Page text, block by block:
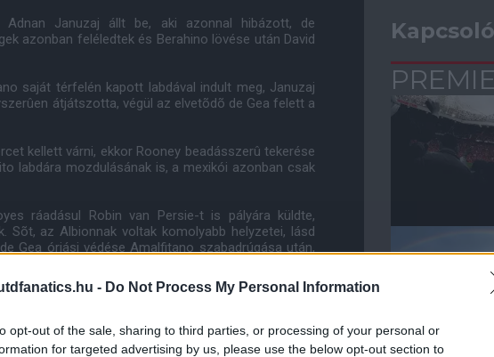
- Do Not Process My Personal Information
opt-out of the sale, sharing to third parties, or processing of your personal or
for targeted advertising by us, please use the below opt-out section to
Januzaj állt be, aki azonnal hibázott, de
azonban feléledtek és Berahino lövése után David
saját térfelén kapott labdával indult meg, Januzaj
átjátszotta, végül az elvetõdõ de Gea felett a
kellett várni, ekkor Rooney beadásszerû tekerése
labdára mozdulásának is, a mexikói azonban csak
ráadásul Robin van Persie-t is pályára küldte,
Sõt, az Albionnak voltak komolyabb helyzetei, lásd
Gea óriási védése Amalfitano szabadrúgása után,
csapata, Ezúttal Phil Jones és Rio Ferdinand
1-2.
játszott, miközben kiválóan megszervezte